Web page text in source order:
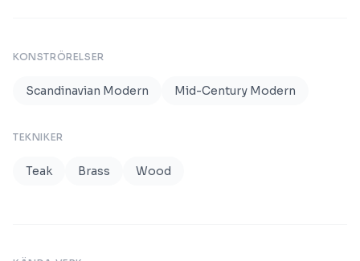
KONSTRÖRELSER
Scandinavian Modern Mid-Century Modern
TEKNIKER
Teak Brass Wood